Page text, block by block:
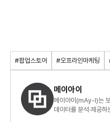
#팝업스토어 #오프라인마케팅
메이아이
메이아이(mAy-I)는
데이터를 분석·제공